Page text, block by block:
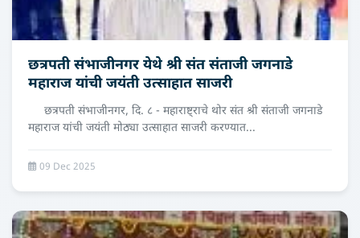
छत्रपती संभाजीनगर येथे श्री संत संताजी जगनाडे
महाराज यांची जयंती उत्‍साहात साजरी
छत्रपती संभाजीनगर, दि. ८ - महाराष्ट्राचे थोर संत श्री संताजी जगनाडे
महाराज यांची जयंती मोठ्या उत्साहात साजरी करण्यात...
09 Dec 2025